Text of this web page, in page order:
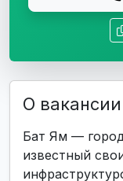
О вакансии
Бат Ям —
известный